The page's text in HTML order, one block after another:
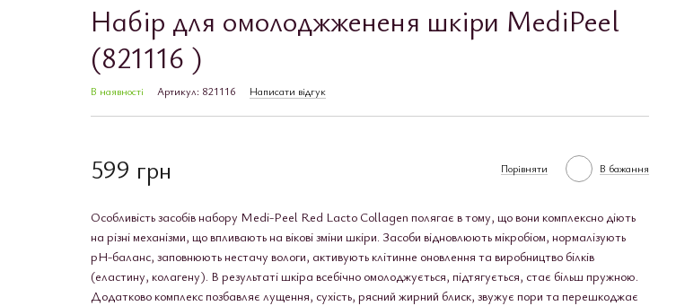
Набір для омолоджжененя шкіри MediPeel
(821116 )
В наявності Артикул: 821116 Написати відгук
599 грн Порівняти В бажання
Особливість засобів набору Medi-Peel Red Lacto Collagen полягає в тому, що вони комплексно діють
на різні механізми, що впливають на вікові зміни шкіри. Засоби відновлюють мікробіом, нормалізують
pH-баланс, заповнюють нестачу вологи, активують клітинне оновлення та виробництво білків
(еластину, колагену). В результаті шкіра всебічно омолоджується, підтягується, стає більш пружною.
Додатково комплекс позбавляє лущення, сухість, рясний жирний блиск, звужує пори та перешкоджає